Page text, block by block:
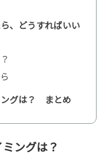
、どうすればいい
ングは？ まとめ
ングは？